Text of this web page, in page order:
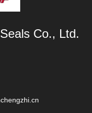
Co., Ltd.